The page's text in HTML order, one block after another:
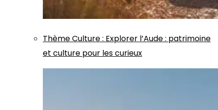
ThèmeCulture: Explorer l’Aude : patrimoine
et culture pour les curieux